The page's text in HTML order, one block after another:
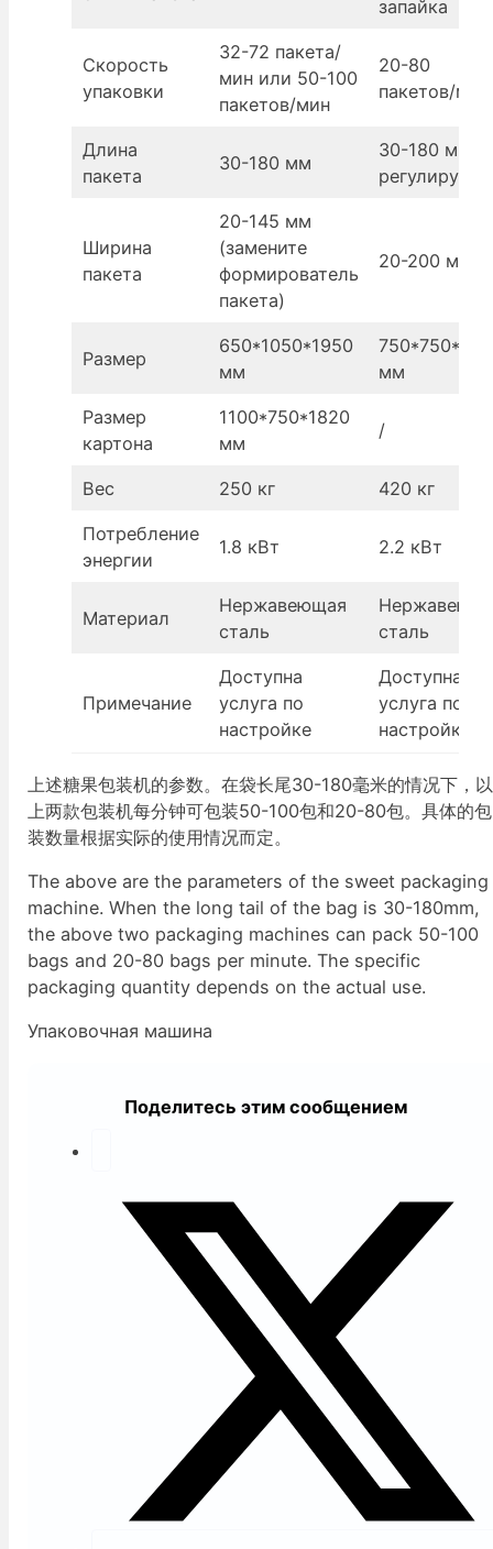
запайка
Скорость
упаковки
32-72 пакета/
мин или 50-100
пакетов/мин
20-80
пакетов/мин
Длина
пакета
30-180 мм
30-180 мм
Ширина
пакета
20-145 мм
(замените
формирователь
пакета)
20-200 мм
Размер
650*1050*1950
мм
мм
Размер
картона
1100*750*1820
мм
/
Вес 250 кг 420 кг
Потребление
энергии
1.8 кВт 2.2 кВт
Материал
Нержавеющая
сталь
сталь
Примечание
Доступна
услуга по
настройке
Доступна
услуга по
настройке
上述糖果包装机的参数。在袋长尾30-180毫米的情况下，以
上两款包装机每分钟可包装50-100包和20-80包。具体的包
装数量根据实际的使用情况而定。
The above are the parameters of the sweet packaging
machine. When the long tail of the bag is 30-180mm,
the above two packaging machines can pack 50-100
bags and 20-80 bags per minute. The specific
packaging quantity depends on the actual use.
Упаковочная машина
Поделитесь этим сообщением